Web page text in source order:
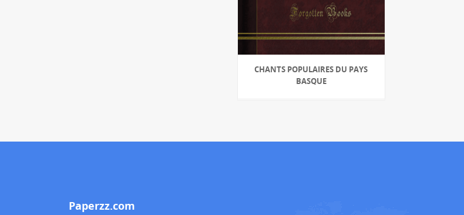
CHANTS POPULAIRES DU PAYS
BASQUE
Paperzz.com